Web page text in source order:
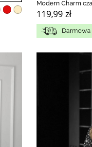
Modern Charm
119,99 zł